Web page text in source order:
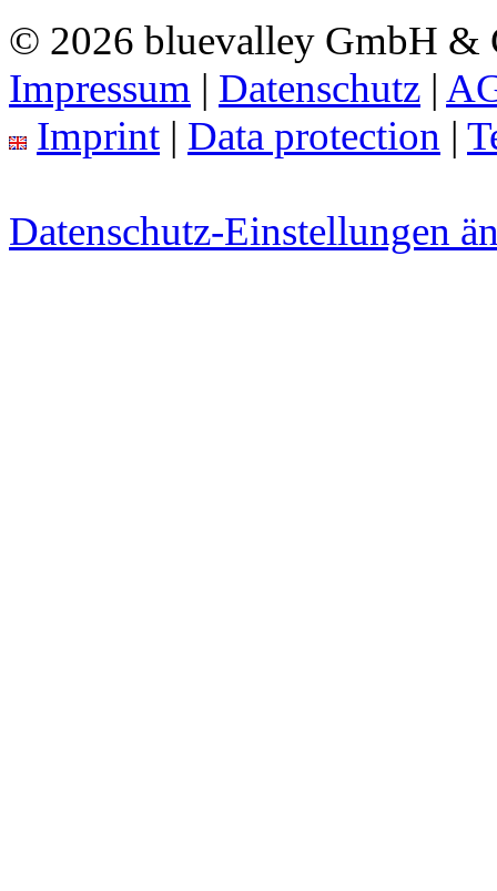
© 2026 bluevalley GmbH &
Impressum | Datenschutz |
Imprint | Data protection |
Datenschutz-Einstellungen